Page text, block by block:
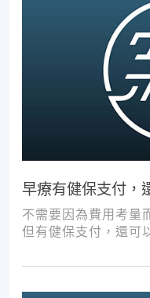
早療有健保支付，
不需要因為費用考量
但有健保支付，還可